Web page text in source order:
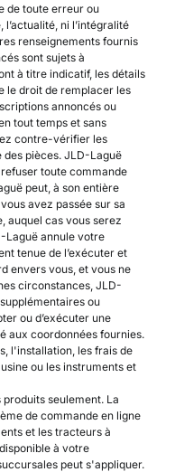
de toute erreur ou
ni l’intégralité
renseignements fournis
sont sujets à
à titre indicatif, les détails
le droit de remplacer les
annoncés ou
tout temps et sans
contre-vérifier les
des pièces. JLD-Laguë
toute commande
peut, à son entière
avez passée sur sa
auquel cas vous serez
Laguë annule votre
tenue de l’exécuter et
envers vous, et vous ne
circonstances, JLD-
ou
ou d’exécuter une
aux coordonnées fournies.
l'installation, les frais de
ou les instruments et
seulement. La
de commande en ligne
et les tracteurs à
à votre
peut s'appliquer.